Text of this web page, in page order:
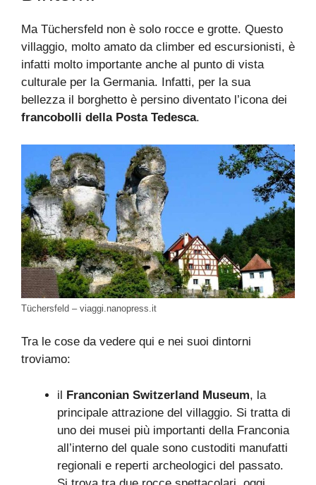
Ma Tüchersfeld non è solo rocce e grotte. Questo
villaggio, molto amato da climber ed escursionisti, è
infatti molto importante anche al punto di vista
culturale per la Germania. Infatti, per la sua
bellezza il borghetto è persino diventato l’icona dei
francobolli della Posta Tedesca.
Tüchersfeld – viaggi.nanopress.it
Tra le cose da vedere qui e nei suoi dintorni
troviamo:
il Franconian Switzerland Museum, la
principale attrazione del villaggio. Si tratta di
uno dei musei più importanti della Franconia
all’interno del quale sono custoditi manufatti
regionali e reperti archeologici del passato.